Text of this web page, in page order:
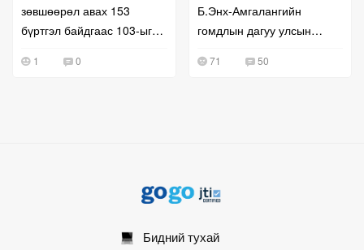
зөвшөөрөл авах 153
бүртгэл байдгаас 103-ыг
1 0
Б.Энх-Амгалангийн
гомдлын дагуу улсын
өгчээ
71 50
Бидний тухай